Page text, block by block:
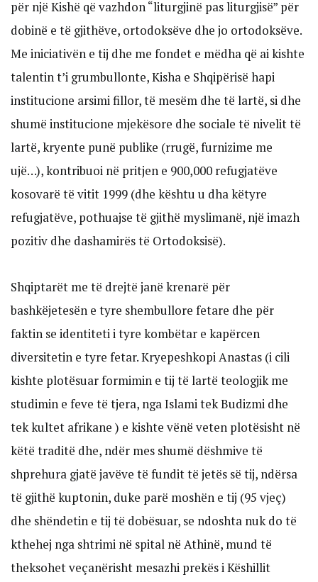
për një Kishë që vazhdon “liturgjinë pas liturgjisë” për
dobinë e të gjithëve, ortodoksëve dhe jo ortodoksëve.
Me iniciativën e tij dhe me fondet e mëdha që ai kishte
talentin t’i grumbullonte, Kisha e Shqipërisë hapi
institucione arsimi fillor, të mesëm dhe të lartë, si dhe
shumë institucione mjekësore dhe sociale të nivelit të
lartë, kryente punë publike (rrugë, furnizime me
ujë…), kontribuoi në pritjen e 900,000 refugjatëve
kosovarë të vitit 1999 (dhe kështu u dha këtyre
refugjatëve, pothuajse të gjithë myslimanë, një imazh
pozitiv dhe dashamirës të Ortodoksisë).
Shqiptarët me të drejtë janë krenarë për
bashkëjetesën e tyre shembullore fetare dhe për
faktin se identiteti i tyre kombëtar e kapërcen
diversitetin e tyre fetar. Kryepeshkopi Anastas (i cili
kishte plotësuar formimin e tij të lartë teologjik me
studimin e feve të tjera, nga Islami tek Budizmi dhe
tek kultet afrikane ) e kishte vënë veten plotësisht në
këtë traditë dhe, ndër mes shumë dëshmive të
shprehura gjatë javëve të fundit të jetës së tij, ndërsa
të gjithë kuptonin, duke parë moshën e tij (95 vjeç)
dhe shëndetin e tij të dobësuar, se ndoshta nuk do të
kthehej nga shtrimi në spital në Athinë, mund të
theksohet veçanërisht mesazhi prekës i Këshillit